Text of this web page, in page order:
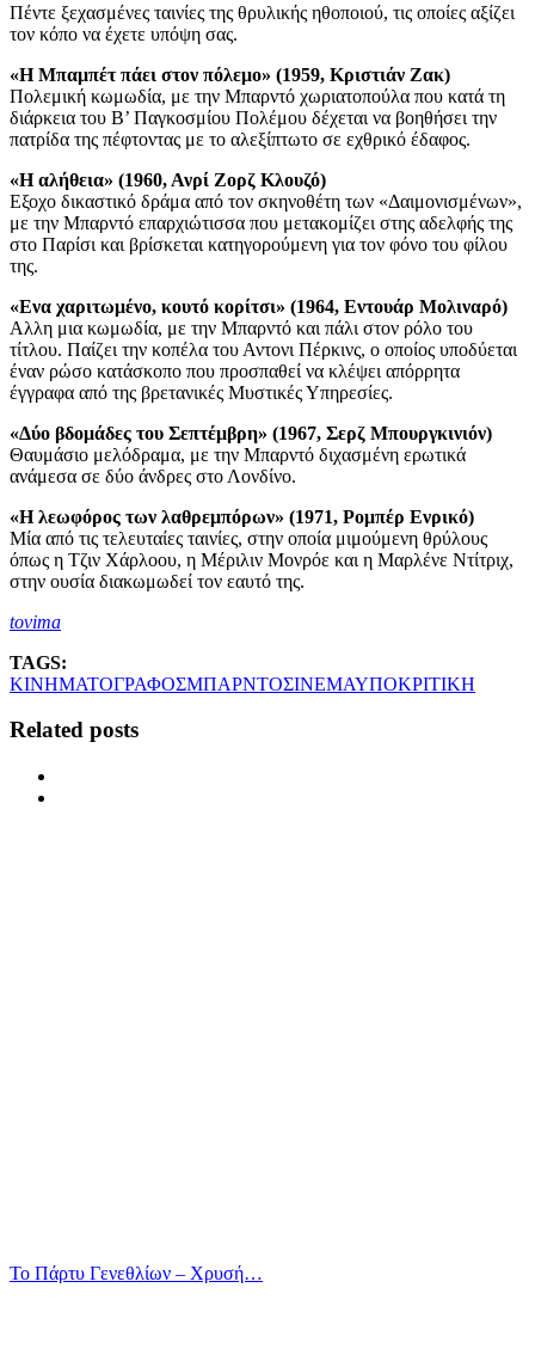
Πέντε ξεχασμένες ταινίες της θρυλικής ηθοποιού, τις οποίες αξίζει
τον κόπο να έχετε υπόψη σας.
«Η Μπαμπέτ πάει στον πόλεμο» (1959, Κριστιάν Ζακ)
Πολεμική κωμωδία, με την Μπαρντό χωριατοπούλα που κατά τη
διάρκεια του Β’ Παγκοσμίου Πολέμου δέχεται να βοηθήσει την
πατρίδα της πέφτοντας με το αλεξίπτωτο σε εχθρικό έδαφος.
«Η αλήθεια» (1960, Ανρί Ζορζ Κλουζό)
Εξοχο δικαστικό δράμα από τον σκηνοθέτη των «Δαιμονισμένων»,
με την Μπαρντό επαρχιώτισσα που μετακομίζει στης αδελφής της
στο Παρίσι και βρίσκεται κατηγορούμενη για τον φόνο του φίλου
της.
«Ενα χαριτωμένο, κουτό κορίτσι» (1964, Εντουάρ Μολιναρό)
Αλλη μια κωμωδία, με την Μπαρντό και πάλι στον ρόλο του
τίτλου. Παίζει την κοπέλα του Αντονι Πέρκινς, ο οποίος υποδύεται
έναν ρώσο κατάσκοπο που προσπαθεί να κλέψει απόρρητα
έγγραφα από της βρετανικές Μυστικές Υπηρεσίες.
«Δύο βδομάδες του Σεπτέμβρη» (1967, Σερζ Μπουργκινιόν)
Θαυμάσιο μελόδραμα, με την Μπαρντό διχασμένη ερωτικά
ανάμεσα σε δύο άνδρες στο Λονδίνο.
«Η λεωφόρος των λαθρεμπόρων» (1971, Ρομπέρ Ενρικό)
Μία από τις τελευταίες ταινίες, στην οποία μιμούμενη θρύλους
όπως η Τζιν Χάρλοου, η Μέριλιν Μονρόε και η Μαρλένε Ντίτριχ,
στην ουσία διακωμωδεί τον εαυτό της.
tovima
TAGS:
ΚΙΝΗΜΑΤΟΓΡΑΦΟΣΜΠΑΡΝΤΟΣΙΝΕΜΑΥΠΟΚΡΙΤΙΚΗ
Related posts
Το Πάρτυ Γενεθλίων – Χρυσή…